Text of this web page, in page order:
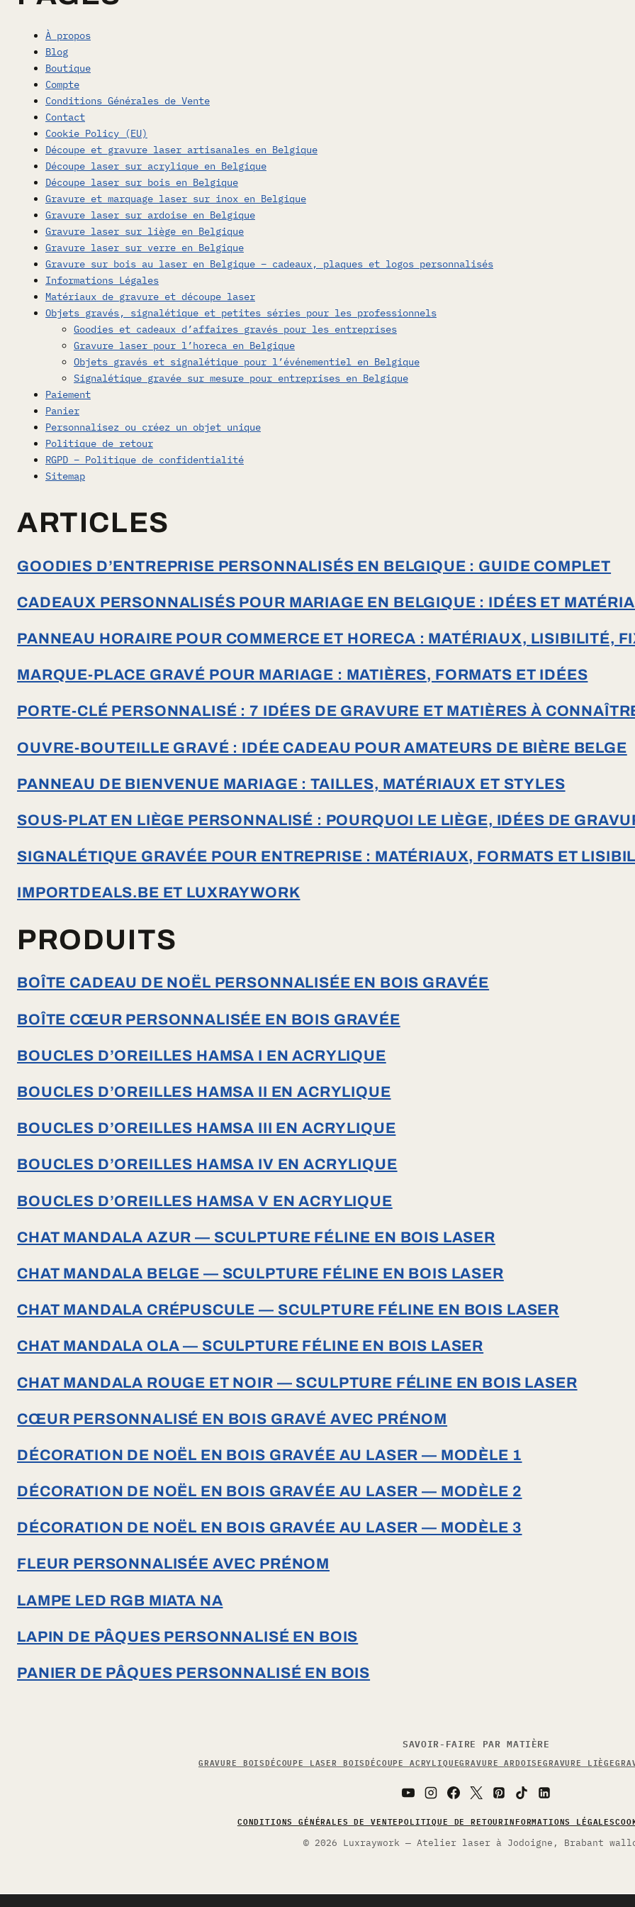
À propos
Blog
Boutique
Compte
Conditions Générales de Vente
Contact
Cookie Policy (EU)
Découpe et gravure laser artisanales en Belgique
Découpe laser sur acrylique en Belgique
Découpe laser sur bois en Belgique
Gravure et marquage laser sur inox en Belgique
Gravure laser sur ardoise en Belgique
Gravure laser sur liège en Belgique
Gravure laser sur verre en Belgique
Gravure sur bois au laser en Belgique – cadeaux, plaques et logos personnalisés
Informations Légales
Matériaux de gravure et découpe laser
Objets gravés, signalétique et petites séries pour les professionnels
Goodies et cadeaux d’affaires gravés pour les entreprises
Gravure laser pour l’horeca en Belgique
Objets gravés et signalétique pour l’événementiel en Belgique
Signalétique gravée sur mesure pour entreprises en Belgique
Paiement
Panier
Personnalisez ou créez un objet unique
Politique de retour
RGPD – Politique de confidentialité
Sitemap
ARTICLES
GOODIES D’ENTREPRISE PERSONNALISÉS EN BELGIQUE : GUIDE COMPLET
CADEAUX PERSONNALISÉS POUR MARIAGE EN BELGIQUE : IDÉES ET
PANNEAU HORAIRE POUR COMMERCE ET HORECA : MATÉRIAUX, LISIBILITÉ,
MARQUE-PLACE GRAVÉ POUR MARIAGE : MATIÈRES, FORMATS ET IDÉES
PORTE-CLÉ PERSONNALISÉ : 7 IDÉES DE GRAVURE ET MATIÈRES À
OUVRE-BOUTEILLE GRAVÉ : IDÉE CADEAU POUR AMATEURS DE BIÈRE BELGE
PANNEAU DE BIENVENUE MARIAGE : TAILLES, MATÉRIAUX ET STYLES
SOUS-PLAT EN LIÈGE PERSONNALISÉ : POURQUOI LE LIÈGE, IDÉES DE
SIGNALÉTIQUE GRAVÉE POUR ENTREPRISE : MATÉRIAUX, FORMATS ET
IMPORTDEALS.BE ET LUXRAYWORK
PRODUITS
BOÎTE CADEAU DE NOËL PERSONNALISÉE EN BOIS GRAVÉE
BOÎTE CŒUR PERSONNALISÉE EN BOIS GRAVÉE
BOUCLES D’OREILLES HAMSA I EN ACRYLIQUE
BOUCLES D’OREILLES HAMSA II EN ACRYLIQUE
BOUCLES D’OREILLES HAMSA III EN ACRYLIQUE
BOUCLES D’OREILLES HAMSA IV EN ACRYLIQUE
BOUCLES D’OREILLES HAMSA V EN ACRYLIQUE
CHAT MANDALA AZUR — SCULPTURE FÉLINE EN BOIS LASER
CHAT MANDALA BELGE — SCULPTURE FÉLINE EN BOIS LASER
CHAT MANDALA CRÉPUSCULE — SCULPTURE FÉLINE EN BOIS LASER
CHAT MANDALA OLA — SCULPTURE FÉLINE EN BOIS LASER
CHAT MANDALA ROUGE ET NOIR — SCULPTURE FÉLINE EN BOIS LASER
CŒUR PERSONNALISÉ EN BOIS GRAVÉ AVEC PRÉNOM
DÉCORATION DE NOËL EN BOIS GRAVÉE AU LASER — MODÈLE 1
DÉCORATION DE NOËL EN BOIS GRAVÉE AU LASER — MODÈLE 2
DÉCORATION DE NOËL EN BOIS GRAVÉE AU LASER — MODÈLE 3
FLEUR PERSONNALISÉE AVEC PRÉNOM
LAMPE LED RGB MIATA NA
LAPIN DE PÂQUES PERSONNALISÉ EN BOIS
PANIER DE PÂQUES PERSONNALISÉ EN BOIS
SAVOIR-FAIRE PAR MATIÈRE
GRAVURE BOISDÉCOUPE LASER BOISDÉCOUPE ACRYLIQUEGRAVURE ARDOISEGRAVURE LIÈGE
CONDITIONS GÉNÉRALES DE VENTEPOLITIQUE DE RETOURINFORMATIONS LÉGALES
© 2026 Luxraywork — Atelier laser à Jodoigne, Brabant